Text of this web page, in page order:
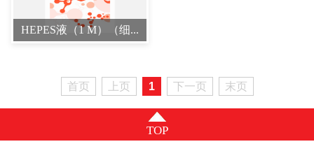
HEPES液（1 M）（细...
首页 上页 1 下一页 末页
TOP